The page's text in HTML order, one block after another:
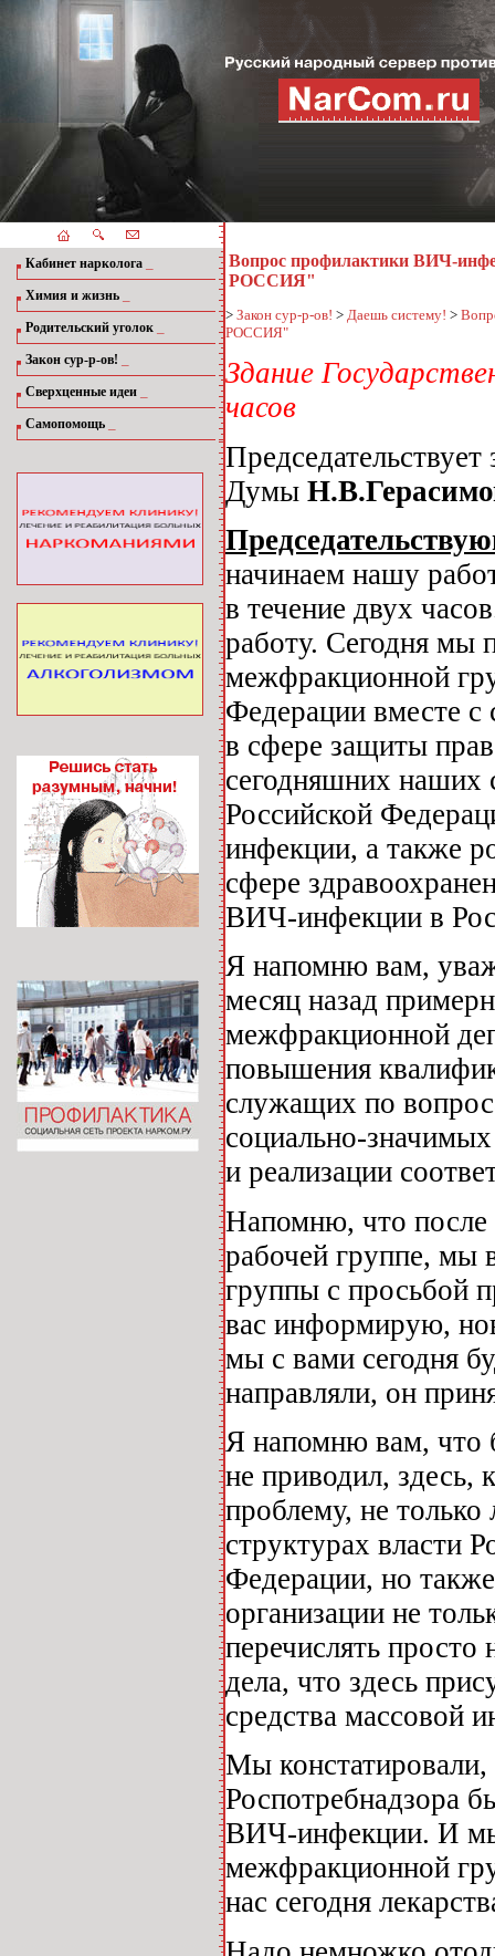
Кабинет нарколога
Химия и жизнь
Родительский уголок
Закон сур-р-ов!
Сверхценные идеи
Самопомощь
Вопрос профилактики ВИЧ-
РОССИЯ"
> Закон сур-р-ов! > Даешь систему! >
РОССИЯ"
Здание
часов
Думы
начинаем нашу
в течение двух
работу. Сегодня мы
межфракционной
Федерации вместе
в сфере защиты
сегодняшних
Российской
инфекции, а также
сфере
ВИЧ-инфекции в
Я напомню вам,
месяц назад
межфракционной
повышения
служащих по
социально-
и реализации
Напомню, что после
рабочей группе, мы
группы с просьбой
вас информирую,
мы с вами сегодня
направляли, он
Я напомню вам, что
не приводил, здесь,
проблему, не
структурах власти
Федерации, но
организации не
перечислять
дела, что здесь
средства массовой
Мы
Роспотребнадзора
ВИЧ-инфекции. И мы
межфракционной
нас сегодня